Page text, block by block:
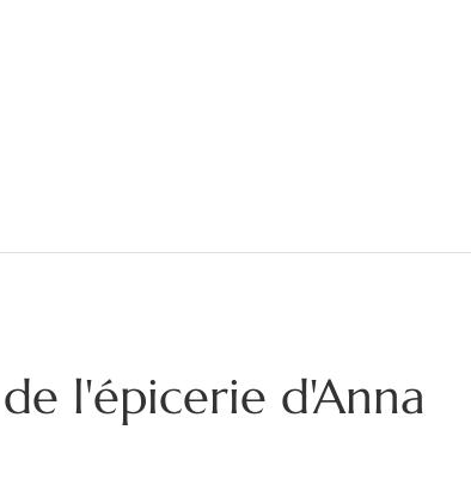
l'épicerie d'Anna